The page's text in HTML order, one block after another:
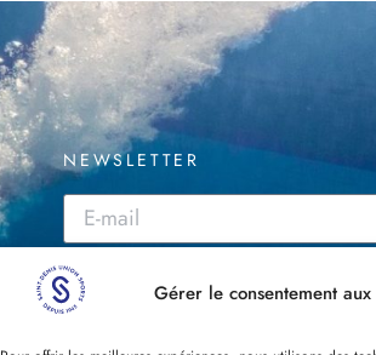
Gérer le consentement aux
NEWSLETTER